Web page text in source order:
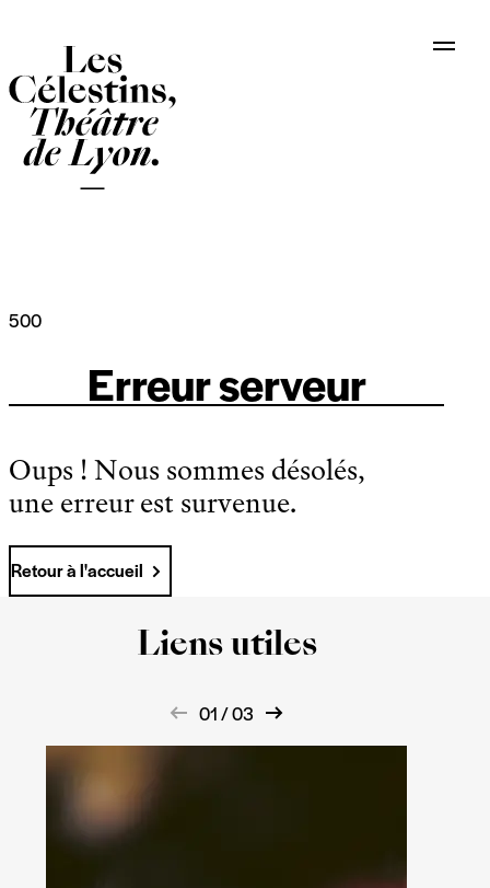
500
Erreur serveur
Oups ! Nous sommes désolés,
une erreur est survenue.
Retour à l'accueil
Liens utiles
01 / 03